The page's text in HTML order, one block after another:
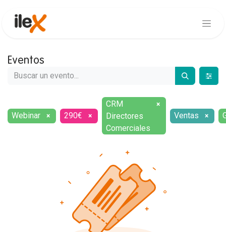
Eventos
Webinar × 290€ ×
CRM
Directores
Comerciales
×
Ventas ×